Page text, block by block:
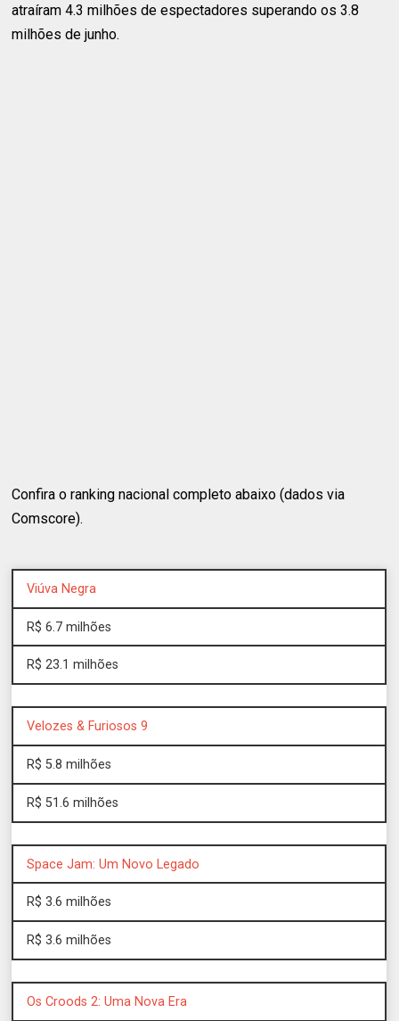
atraíram 4.3 milhões de espectadores superando os 3.8
milhões de junho.
Confira o ranking nacional completo abaixo (dados via
Comscore).
Viúva Negra
R$ 6.7 milhões
R$ 23.1 milhões
Velozes & Furiosos 9
R$ 5.8 milhões
R$ 51.6 milhões
Space Jam: Um Novo Legado
R$ 3.6 milhões
R$ 3.6 milhões
Os Croods 2: Uma Nova Era